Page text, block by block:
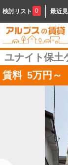
検討リスト 0 最近
ユナイト保土
賃料 5万円～